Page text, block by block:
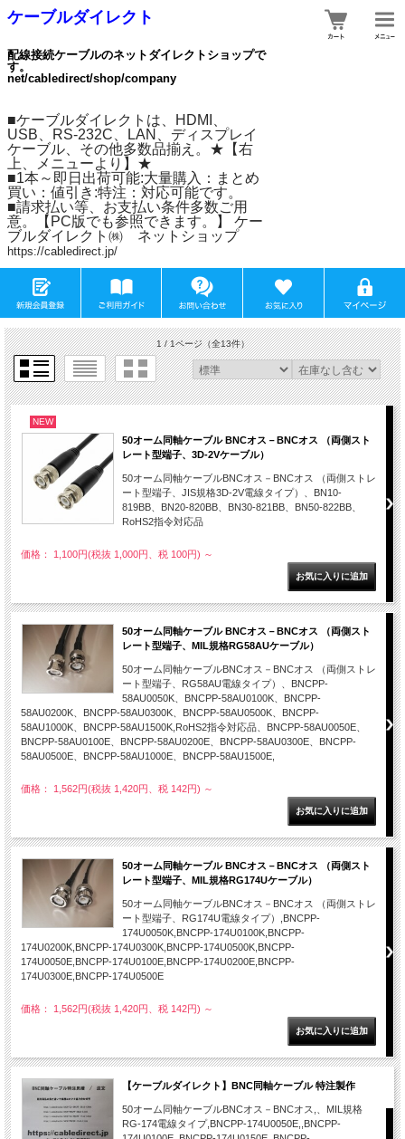
ケーブルダイレクト
配線接続ケーブルのネットダイレクトショップで
す。
net/cabledirect/shop/company
■ケーブルダイレクトは、HDMI、
USB、RS-232C、LAN、ディスプレイ
ケーブル、その他多数品揃え。★【右
上、メニューより】★
■1本～即日出荷可能:大量購入：まとめ
買い：値引き:特注：対応可能です。
■請求払い等、お支払い条件多数ご用
意。【PC版でも参照できます。】 ケー
ブルダイレクト㈱ ネットショップ
https://cabledirect.jp/
1 / 1ページ（全13件）
NEW
50オーム同軸ケーブル BNCオス－BNCオス （両側スト
レート型端子、3D-2Vケーブル）
50オーム同軸ケーブルBNCオス－BNCオス （両側ストレ
ート型端子、JIS規格3D-2V電線タイプ）、BN10-
819BB、BN20-820BB、BN30-821BB、BN50-822BB、
RoHS2指令対応品
価格： 1,100円(税抜 1,000円、税 100円) ～
50オーム同軸ケーブル BNCオス－BNCオス （両側スト
レート型端子、MIL規格RG58AUケーブル）
50オーム同軸ケーブルBNCオス－BNCオス （両側ストレ
ート型端子、RG58AU電線タイプ）、BNCPP-
58AU0050K、BNCPP-58AU0100K、BNCPP-
58AU0200K、BNCPP-58AU0300K、BNCPP-58AU0500K、BNCPP-
58AU1000K、BNCPP-58AU1500K,RoHS2指令対応品、BNCPP-58AU0050E、
BNCPP-58AU0100E、BNCPP-58AU0200E、BNCPP-58AU0300E、BNCPP-
58AU0500E、BNCPP-58AU1000E、BNCPP-58AU1500E,
価格： 1,562円(税抜 1,420円、税 142円) ～
50オーム同軸ケーブル BNCオス－BNCオス （両側スト
レート型端子、MIL規格RG174Uケーブル）
50オーム同軸ケーブルBNCオス－BNCオス （両側ストレ
ート型端子、RG174U電線タイプ）,BNCPP-
174U0050K,BNCPP-174U0100K,BNCPP-
174U0200K,BNCPP-174U0300K,BNCPP-174U0500K,BNCPP-
174U0050E,BNCPP-174U0100E,BNCPP-174U0200E,BNCPP-
174U0300E,BNCPP-174U0500E
価格： 1,562円(税抜 1,420円、税 142円) ～
【ケーブルダイレクト】BNC同軸ケーブル 特注製作
50オーム同軸ケーブルBNCオス－BNCオス,、MIL規格
RG-174電線タイプ,BNCPP-174U0050E,,BNCPP-